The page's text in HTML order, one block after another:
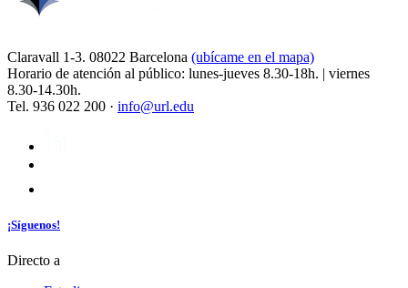
Claravall 1-3. 08022 Barcelona (ubícame en el mapa)
Horario de atención al público: lunes-jueves 8.30-18h. | viernes
8.30-14.30h.
Tel. 936 022 200 · info@url.edu
¡Síguenos!
Directo a